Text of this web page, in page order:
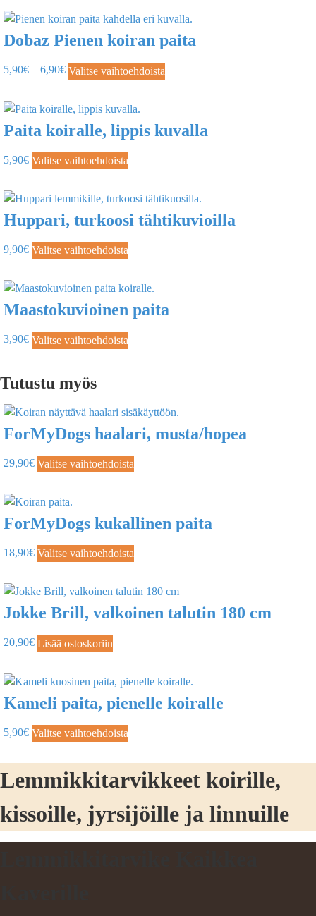
Dobaz Pienen koiran paita
5,90€ – 6,90€ Valitse vaihtoehdoista
Paita koiralle, lippis kuvalla
5,90€ Valitse vaihtoehdoista
Huppari, turkoosi tähtikuvioilla
9,90€ Valitse vaihtoehdoista
Maastokuvioinen paita
3,90€ Valitse vaihtoehdoista
Tutustu myös
ForMyDogs haalari, musta/hopea
29,90€ Valitse vaihtoehdoista
ForMyDogs kukallinen paita
18,90€ Valitse vaihtoehdoista
Jokke Brill, valkoinen talutin 180 cm
20,90€ Lisää ostoskoriin
Kameli paita, pienelle koiralle
5,90€ Valitse vaihtoehdoista
Lemmikkitarvikkeet koirille,
kissoille, jyrsijöille ja linnuille